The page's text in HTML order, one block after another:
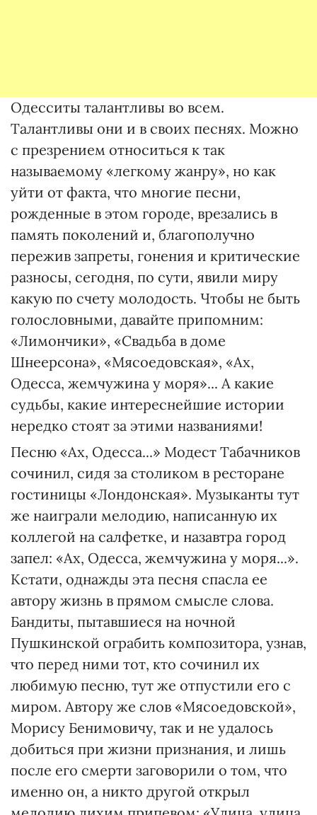
Одесситы талантливы во всем.
Талантливы они и в своих песнях. Можно
с презрением относиться к так
называемому «легкому жанру», но как
уйти от факта, что многие песни,
рожденные в этом городе, врезались в
память поколений и, благополучно
пережив запреты, гонения и критические
разносы, сегодня, по сути, явили миру
какую по счету молодость. Чтобы не быть
голословными, давайте припомним:
«Лимончики», «Свадьба в доме
Шнеерсона», «Мясоедовская», «Ах,
Одесса, жемчужина у моря»... А какие
судьбы, какие интереснейшие истории
нередко стоят за этими названиями!
Песню «Ах, Одесса...» Модест Табачников
сочинил, сидя за столиком в ресторане
гостиницы «Лондонская». Музыканты тут
же наиграли мелодию, написанную их
коллегой на салфетке, и назавтра город
запел: «Ах, Одесса, жемчужина у моря...».
Кстати, однажды эта песня спасла ее
автору жизнь в прямом смысле слова.
Бандиты, пытавшиеся на ночной
Пушкинской ограбить композитора, узнав,
что перед ними тот, кто сочинил их
любимую песню, тут же отпустили его с
миром. Автору же слов «Мясоедовской»,
Морису Бенимовичу, так и не удалось
добиться при жизни признания, и лишь
после его смерти заговорили о том, что
именно он, а никто другой открыл